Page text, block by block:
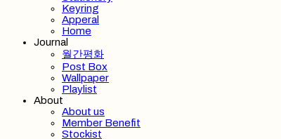
Keyring
Apperal
Home
Journal
월간평화
Post Box
Wallpaper
Playlist
About
About us
Member Benefit
Stockist